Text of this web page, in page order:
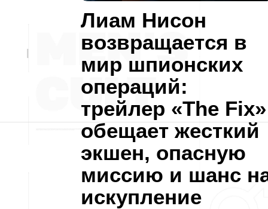
Лиам Нисон
возвращается в
мир шпионских
операций:
трейлер «The Fix»
обещает жесткий
экшен, опасную
миссию и шанс
искупление